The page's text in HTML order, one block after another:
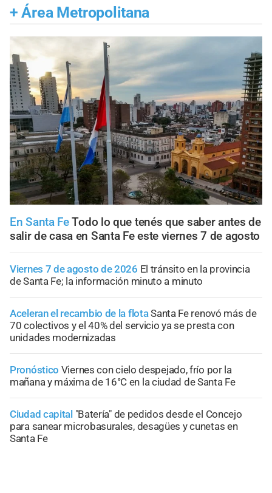
+ Área Metropolitana
En Santa FeTodo lo que tenés que saber antes de
salir de casa en Santa Fe este viernes 7 de agosto
Viernes 7 de agosto de 2026 El tránsito en la provincia
de Santa Fe; la información minuto a minuto
Aceleran el recambio de la flotaSanta Fe renovó más de
70 colectivos y el 40% del servicio ya se presta con
unidades modernizadas
Pronóstico Viernes con cielo despejado, frío por la
mañana y máxima de 16°C en la ciudad de Santa Fe
Ciudad capital "Batería" de pedidos desde el Concejo
para sanear microbasurales, desagües y cunetas en
Santa Fe